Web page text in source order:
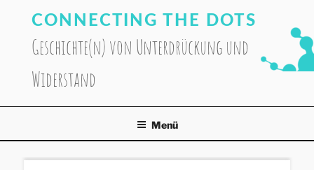
springen
CONNECTING THE DOTS
Geschichte(n) von Unterdrückung und
Widerstand
Menü